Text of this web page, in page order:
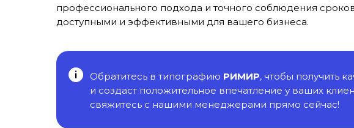
профессионального подхода и точного соблюдения
доступными и эффективными для вашего бизнеса.
Обратитесь в типографию РИМИР, чтобы получить
и создаст положительное впечатление у ваших
свяжитесь с нашими менеджерами прямо сейчас!